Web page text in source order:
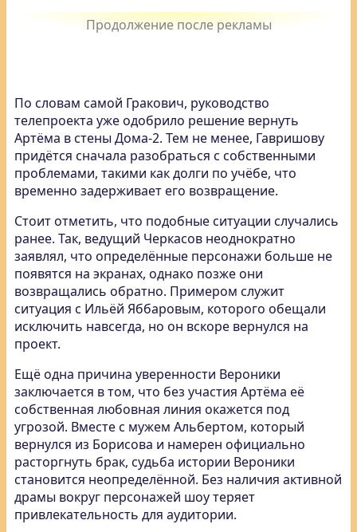
По словам самой Гракович, руководство
телепроекта уже одобрило решение вернуть
Артёма в стены Дома-2. Тем не менее, Гавришову
придётся сначала разобраться с собственными
проблемами, такими как долги по учёбе, что
временно задерживает его возвращение.
Стоит отметить, что подобные ситуации случались
ранее. Так, ведущий Черкасов неоднократно
заявлял, что определённые персонажи больше не
появятся на экранах, однако позже они
возвращались обратно. Примером служит
ситуация с Ильёй Яббаровым, которого обещали
исключить навсегда, но он вскоре вернулся на
проект.
Ещё одна причина уверенности Вероники
заключается в том, что без участия Артёма её
собственная любовная линия окажется под
угрозой. Вместе с мужем Альбертом, который
вернулся из Борисова и намерен официально
расторгнуть брак, судьба истории Вероники
становится неопределённой. Без наличия активной
драмы вокруг персонажей шоу теряет
привлекательность для аудитории.